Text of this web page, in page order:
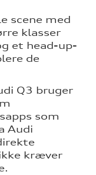
scene med
klasser
et head-up-
de
Q3 bruger
som
Audi
kræver